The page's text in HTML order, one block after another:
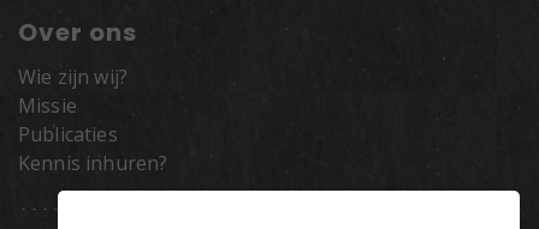
Over ons
Wie zijn wij?
Missie
Publicaties
Kennis inhuren?